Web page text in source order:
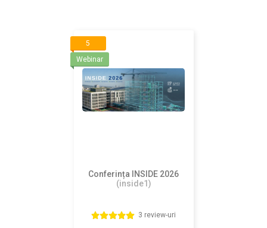
5
Webinar
Conferința INSIDE 2026
(inside1)
3 review-uri